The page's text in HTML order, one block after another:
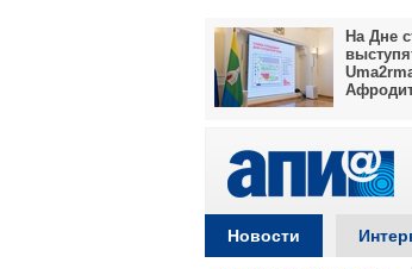
На Дне
Новости